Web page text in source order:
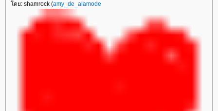
ดย: shamrock (amy_de_alamode